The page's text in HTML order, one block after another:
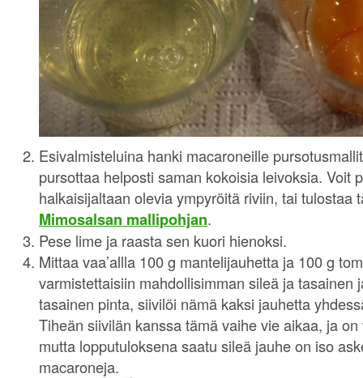
Esivalmisteluina hanki macaroneille
pursottaa helposti saman kokoisia leivoksia. Voit
halkaisijaltaan olevia ympyröitä riviin, tai tulostaa
Mimosalsan mallipohjan.
Pese lime ja raasta sen kuori hienoksi.
Mittaa vaa’allla 100 g mantelijauhetta ja 100 g
varmistettaisiin mahdollisimman sileä ja tasainen
tasainen pinta, siivilöi nämä kaksi jauhetta
Tiheän siivilän kanssa tämä vaihe vie aikaa, ja
mutta lopputuloksena saatu sileä jauhe on iso
macaroneja.